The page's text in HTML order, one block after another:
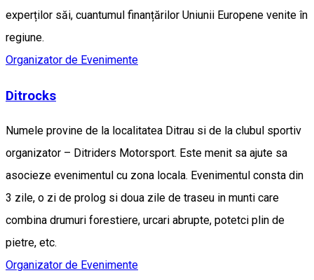
experților săi, cuantumul finanțărilor Uniunii Europene venite în
regiune.
Organizator de Evenimente
Ditrocks
Numele provine de la localitatea Ditrau si de la clubul sportiv
organizator – Ditriders Motorsport. Este menit sa ajute sa
asocieze evenimentul cu zona locala. Evenimentul consta din
3 zile, o zi de prolog si doua zile de traseu in munti care
combina drumuri forestiere, urcari abrupte, potetci plin de
pietre, etc.
Organizator de Evenimente